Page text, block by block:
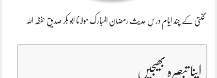
گنتی کے چند ایام درسِ حدیث رمضان المبارک مولانا ابو بکر صدیق حفظہ اللہ
اپنا تبصرہ بھیجیں